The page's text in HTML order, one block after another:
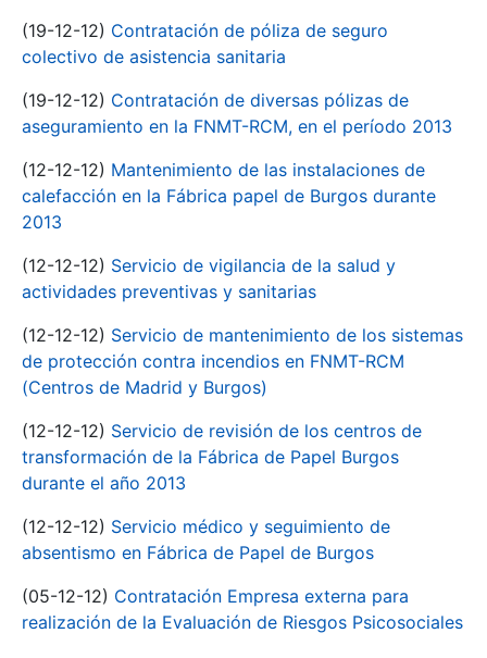
(19-12-12) Contratación de póliza de seguro
colectivo de asistencia sanitaria
(19-12-12) Contratación de diversas pólizas de
aseguramiento en la FNMT-RCM, en el período 2013
(12-12-12) Mantenimiento de las instalaciones de
calefacción en la Fábrica papel de Burgos durante
2013
(12-12-12) Servicio de vigilancia de la salud y
actividades preventivas y sanitarias
(12-12-12) Servicio de mantenimiento de los sistemas
de protección contra incendios en FNMT-RCM
(Centros de Madrid y Burgos)
(12-12-12) Servicio de revisión de los centros de
transformación de la Fábrica de Papel Burgos
durante el año 2013
(12-12-12) Servicio médico y seguimiento de
absentismo en Fábrica de Papel de Burgos
(05-12-12) Contratación Empresa externa para
realización de la Evaluación de Riesgos Psicosociales